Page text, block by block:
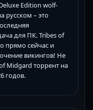
Edition wolf-
русском – это
для ПК. Tribes of
прямо сейчас и
викингов! Не
Midgard торрент на
годов.